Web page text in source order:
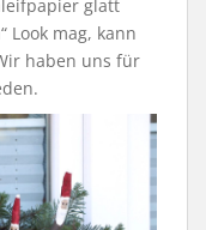
glatt
Look mag, kann
haben uns für